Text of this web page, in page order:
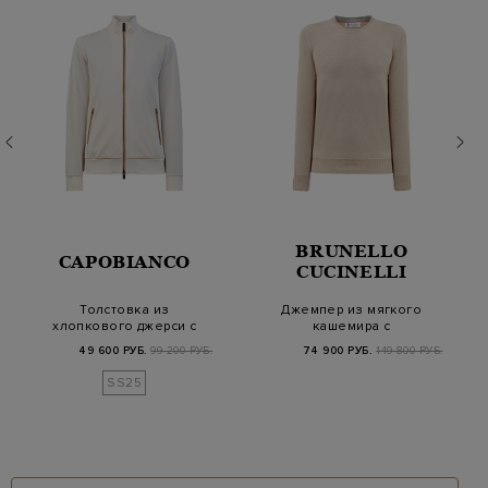
CAPOBIANCO
Толстовка из
хлопкового джерси с
зам…
49 600 РУБ. 99 200 РУБ.
SS25
BRUNELLO
CUCINELLI
Джемпер из мягкого
кашемира с
окантовкой м…
74 900 РУБ. 149 800 РУБ.